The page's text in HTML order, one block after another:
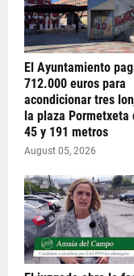
El Ayuntamiento
712.000 euros para
acondicionar tres
la plaza Pormetxeta
45 y 191 metros
August 05, 2026